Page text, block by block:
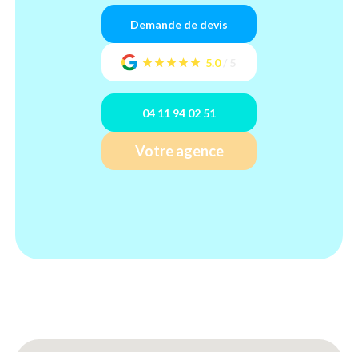
5.0
Demande de devis
04 11 94 02 51
Votre agence